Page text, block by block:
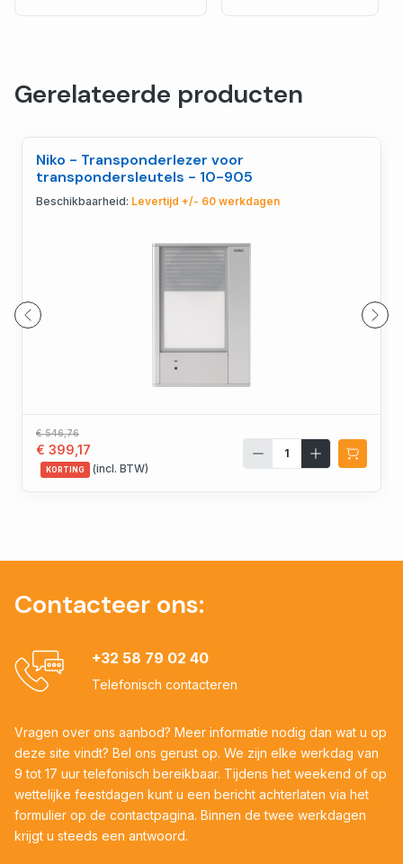
Gerelateerde producten
Niko - Transponderlezer voor
transpondersleutels - 10-905
Beschikbaarheid: Levertijd +/- 60 werkdagen
€ 546,76
€ 399,17
KORTING (incl. BTW)
Contacteer ons:
+32 58 79 02 40
Telefonisch contacteren
Vragen over ons aanbod? Meer informatie nodig dan wat u op
deze site vindt? Bel ons gerust op. We zijn elke werkdag van
9 tot 17 uur telefonisch bereikbaar. Tijdens het weekend of op
wettelijke feestdagen kunt u een bericht achterlaten via het
formulier op de contactpagina. Binnen de twee werkdagen
krijgt u steeds een antwoord.